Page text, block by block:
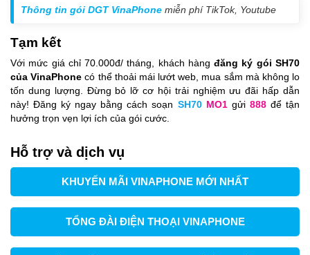
Thông tin gói DGT VinaPhone miễn phí TikTok, Youtube
Tạm kết
Với mức giá chỉ 70.000đ/ tháng, khách hàngđăng ký gói SH70
của VinaPhone có thể thoải mái lướt web, mua sắm mà không lo
tốn dung lượng. Đừng bỏ lỡ cơ hội trải nghiệm ưu đãi hấp dẫn
này! Đăng ký ngay bằng cách soạn SH70 MO1 gửi 888để tận
hưởng trọn vẹn lợi ích của gói cước.
Hỗ trợ và dịch vụ
KHUYẾN MÃI VINAPHONE MỚI NHẤT
TỔNG ĐÀI ĐIỆN THOẠI VINAPHONE